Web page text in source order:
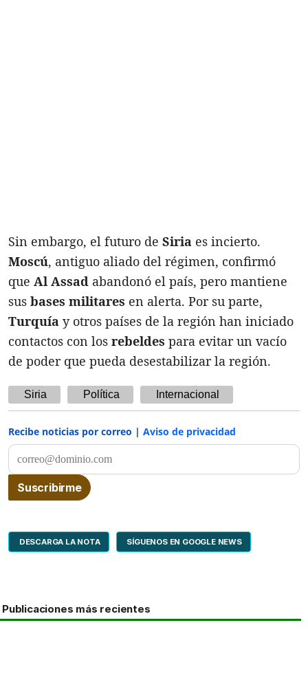
Sin embargo, el futuro de Siria es incierto.
Moscú, antiguo aliado del régimen, confirmó
que Al Assad abandonó el país, pero mantiene
sus bases militares en alerta. Por su parte,
Turquía y otros países de la región han iniciado
contactos con los rebeldes para evitar un vacío
de poder que pueda desestabilizar la región.
Siria Política Internacional
Recibe noticias por correo | Aviso de privacidad
DESCARGA LA NOTA SÍGUENOS EN GOOGLE NEWS
Publicaciones más recientes